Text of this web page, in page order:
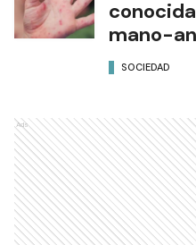
mano-
SOCIEDAD
Ads